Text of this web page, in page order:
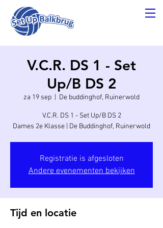
V.C.R. DS 1 - Set
Up/B DS 2
za 19 sep De buddinghof, Ruinerwold
V.C.R. DS 1 - Set Up/B DS 2
Dames 2e Klasse | De Buddinghof, Ruinerwold
Registratie is afgesloten
Andere evenementen bekijken
Tijd en locatie